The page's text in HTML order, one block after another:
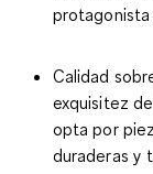
Calidad
exquisitez
opta por
duraderas y